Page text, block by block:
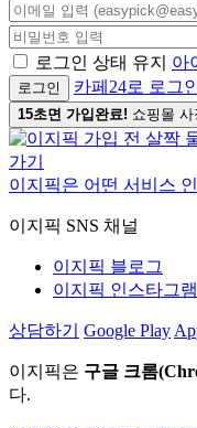
로그인 상태 유지 아
로그인 카페24로 로그
15초면 가입완료! 쇼핑몰
이지픽은 어떤 서비스
이지픽 SNS 채널
이지픽 블로그
이지픽 인스타그램
상담하기 Google Play
이지픽은 구글 크롬
다.